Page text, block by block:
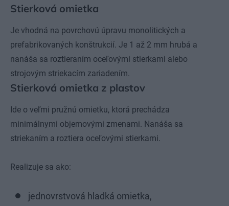
Stierková omietka
Je vhodná na povrchovú úpravu monolitických a
prefabrikovaných konštrukcií. Je 1 až 2 mm hrubá a
nanáša sa roztieraním oceľovými stierkami alebo
strojovým striekacím zariadením.
Stierková omietka z plastov
Ide o veľmi pružnú omietku, ktorá prechádza
minimálnymi objemovými zmenami. Nanáša sa
striekaním a roztiera oceľovými stierkami.
Realizuje sa ako:
jednovrstvová hladká omietka,